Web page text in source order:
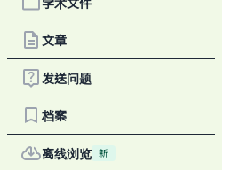
文章
发送问题
档案
离线浏览 新